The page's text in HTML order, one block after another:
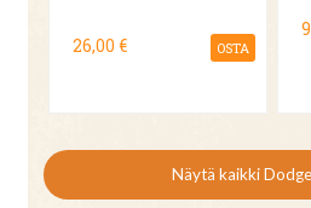
26,00 € OSTA
Näytä kaikki